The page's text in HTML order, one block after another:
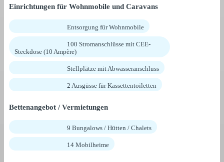
Einrichtungen für Wohnmobile und Caravans
Entsorgung für Wohnmobile
100 Stromanschlüsse mit CEE-
Steckdose (10 Ampère)
Stellplätze mit Abwasseranschluss
2 Ausgüsse für Kassettentoiletten
Bettenangebot / Vermietungen
9 Bungalows / Hütten / Chalets
14 Mobilheime